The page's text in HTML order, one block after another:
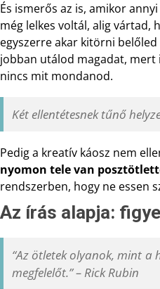
És ismerős az is, amikor
még lelkes voltál, alig vártad,
egyszerre akar kitörni
jobban utálod magadat,
nincs mit mondanod.
Két ellentétesnek tűnő
Pedig a kreatív káosz nem
nyomon tele van
rendszerben, hogy ne essen
Az írás alapja:
“Az ötletek olyanok, mint a
megfelelőt.” – Rick Rubin